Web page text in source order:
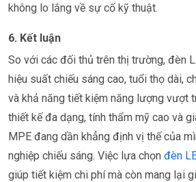
không lo lắng về sự cố kỹ thuật.
6. Kết luận
So với các đối thủ trên thị trường, đèn
hiệu suất chiếu sáng cao, tuổi thọ dài,
và khả năng tiết kiệm năng lượng vượt
thiết kế đa dạng, tính thẩm mỹ cao và
MPE đang dần khẳng định vị thế của
nghiệp chiếu sáng. Việc lựa chọn đèn
giúp tiết kiệm chi phí mà còn mang lại